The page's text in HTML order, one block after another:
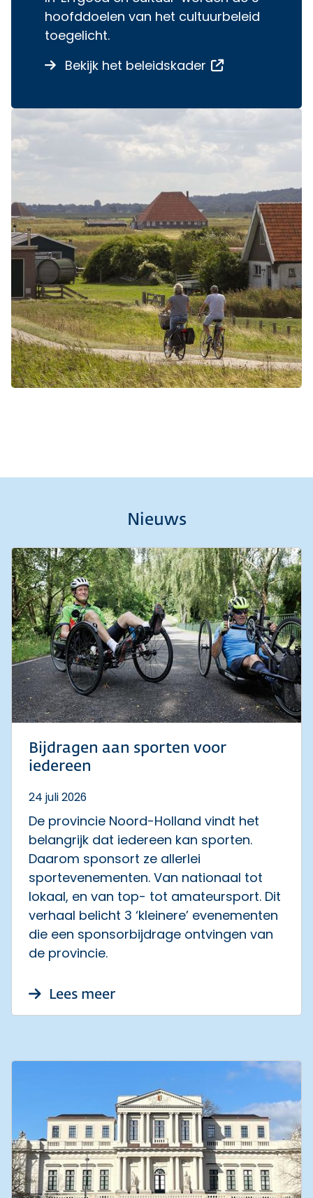
hoofddoelen van het cultuurbeleid
toegelicht.
Bekijk het beleidskader over Erfgoed en
Nieuws
Bijdragen aan sporten voor
iedereen
24 juli 2026
De provincie Noord-Holland vindt het
belangrijk dat iedereen kan sporten.
Daarom sponsort ze allerlei
sportevenementen. Van nationaal tot
lokaal, en van top- tot amateursport. Dit
verhaal belicht 3 ‘kleinere’ evenementen
die een sponsorbijdrage ontvingen van
de provincie.
Lees meerover Bijdragen aan sporten